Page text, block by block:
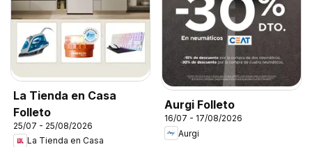
La Tienda en Casa
Folleto
25/07 - 25/08/2026
La Tienda en Casa
Aurgi Folleto
16/07 - 17/08/2026
Aurgi